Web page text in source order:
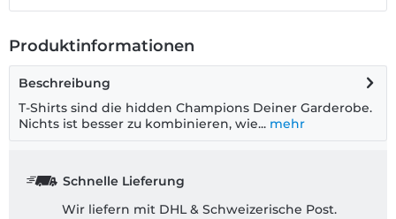
Produktinformationen
Beschreibung
T-Shirts sind die hidden Champions Deiner Garderobe.
Nichts ist besser zu kombinieren, wie... mehr
Schnelle Lieferung
Wir liefern mit DHL & Schweizerische Post.